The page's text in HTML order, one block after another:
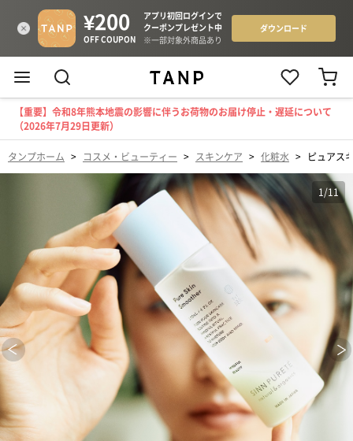
【重要】令和8年熊本地震の影響に伴うお荷物のお届け停止・遅延について
（2026年7月29日更新）
タンプホーム > コスメ・ビューティー > スキンケア > 化粧水 > ピュアス
1 /11